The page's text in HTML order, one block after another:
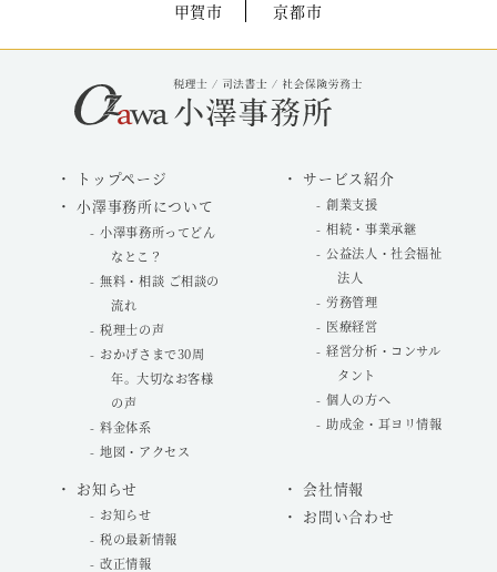
甲賀市
京都市
トップページ
小澤事務所について
小澤事務所ってどん
なとこ？
無料・相談 ご相談の
流れ
税理士の声
おかげさまで30周
年。大切なお客様
の声
料金体系
地図・アクセス
サービス紹介
創業支援
相続・事業承継
公益法人・社会福祉
法人
労務管理
医療経営
経営分析・コンサル
タント
個人の方へ
助成金・耳ヨリ情報
お知らせ
お知らせ
税の最新情報
改正情報
会社情報
お問い合わせ